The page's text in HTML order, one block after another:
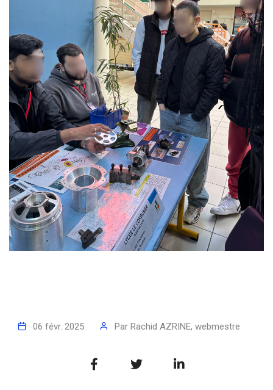
06 févr. 2025 Par Rachid AZRINE, webmestre